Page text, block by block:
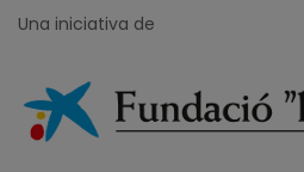
Una iniciativa de